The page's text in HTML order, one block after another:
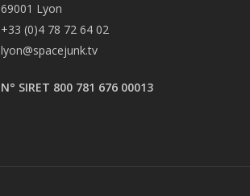
69001 Lyon
+33 (0)4 78 72 64 02
lyon@spacejunk.tv
N° SIRET 800 781 676 00013